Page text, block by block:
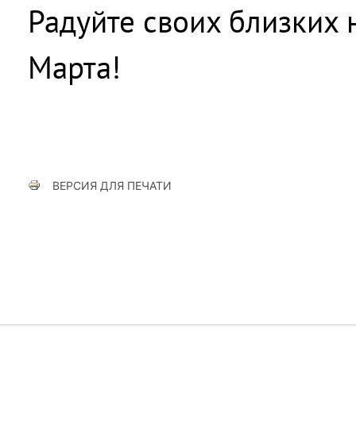
Радуйте своих близких
Марта!
ВЕРСИЯ ДЛЯ ПЕЧАТИ